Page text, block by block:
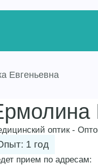
Евгеньевна
оптик -
1 год
прием по адресам: